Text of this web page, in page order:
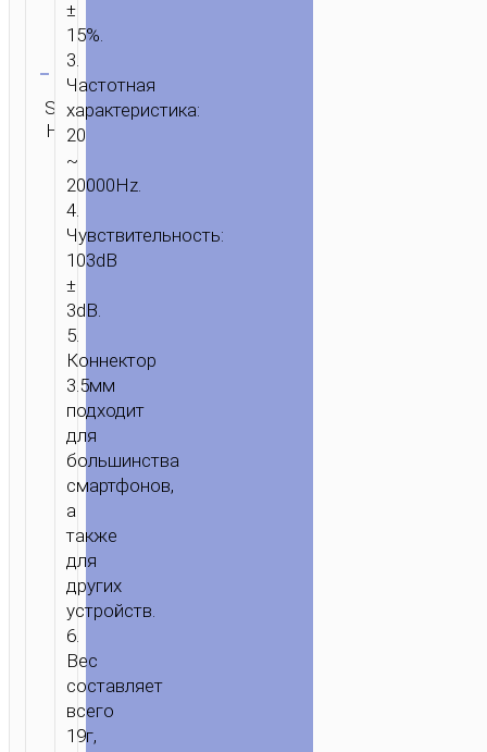
ГЛАВНАЯ / ЗВУК
НАУШНИКИ
НАУШНИКИ
CERAMIC”
SKU:
Н/Д
Категория:
Проводные ОТПРАВИТЬ
±
15%.
3.
Частотная
характеристика:
20
~
20000Hz.
4.
Чувствительность:
103dB
±
3dB.
5.
Коннектор
3.5мм
подходит
для
большинства
смартфонов,
а
также
для
других
устройств.
6.
Вес
составляет
всего
19г,